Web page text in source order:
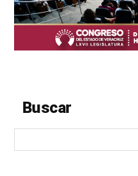
Buscar